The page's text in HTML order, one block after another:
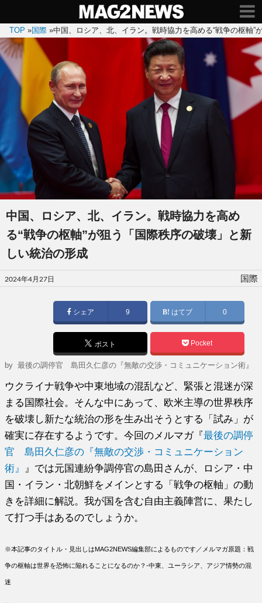
TOP »国際 »中国、ロシア、北、イラン。戦時協力を高める“戦争の枢軸
中国、ロシア、北、イラン。戦時協力を高め
る“戦争の枢軸”が狙う「国際秩序の破壊」と新
しい統治の形成
投
稿
2024年4月27日 国際
シェア 9 はてブ 0
ポスト Pocket
by最後の調停官 島田久仁彦の『無敵の交渉・コミュニケーション術』
ウクライナ戦争や中東地域の混乱など、緊張と混迷が深
まる国際社会。そんな中にあって、欧米主導の世界秩序
を破壊し新たな統治の形を生み出そうとする「試み」が
確実に存在するようです。今回のメルマガ『最後の調停
官 島田久仁彦の『無敵の交渉・コミュニケーション
術』
』では元国連紛争調停官の島田さんが、ロシア・中
国・イラン・北朝鮮をメインとする「戦争の枢軸」の動
きを詳細に解説。我が国を含む自由主義陣営に、果たし
て打つ手はあるのでしょうか。
※本記事のタイトル・見出しはMAG2NEWS編集部によるものです／メルマガ原題：戦
争の枢軸は世界を恐怖に陥れることになるのか？‐中東、ユーラシア、アジア情勢の混
迷